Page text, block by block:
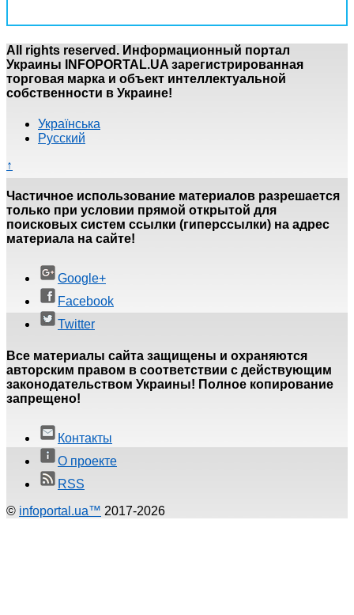
All rights reserved. Информационный портал
Украины INFOPORTAL.UA зарегистрированная
торговая марка и объект интеллектуальной
собственности в Украине!
Українська
Русский
↑
Частичное использование материалов разрешается
только при условии прямой открытой для
поисковых систем ссылки (гиперссылки) на адрес
материала на сайте!
Google+
Facebook
Twitter
Все материалы сайта защищены и охраняются
авторским правом в соответствии с действующим
законодательством Украины! Полное копирование
запрещено!
Контакты
О проекте
RSS
© infoportal.ua™ 2017-2026